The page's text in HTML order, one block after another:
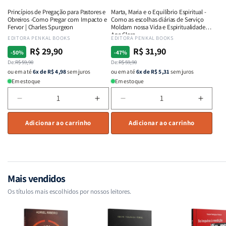
destroem
vidas
|
Equipe
Teológica
Penkal
destroem
vidas
Equipe
Teológica
Penkal
Intimidade
em
Deus
em
Princípios de Pregação para Pastores e
Obreiros -Como Pregar com Impacto e
Fervor | Charles Spurgeon
Fornecedor:
EDITORA PENKAL BOOKS
-50%
Preço
normal
De:R$ 59,90
Preço
promocional
R$ 29,90
ou em até6x de R$ 4,98sem juros
Em estoque
a
quantidade
de
para
Pastores
Obreiros
Aumentar
a
quantidade
de
Pastores
Obreiros
Adicionar ao carrinho
Marta, Maria e o Equilíbrio Espiritual -
Como as escolhas diárias de Serviço
Moldam nossa Vida e Espiritualidade -
Ana Clara
Fornecedor:
EDITORA PENKAL BOOKS
-47%
Preço
normal
De:R$ 59,90
Preço
promocional
R$ 31,90
ou em até6x de R$ 5,31 sem juros
Em estoque
a
quantidade
de
-
Como
a
de
-
Como
Adicionar ao carrinho
Mais vendidos
Os títulos mais escolhidos por nossos leitores.